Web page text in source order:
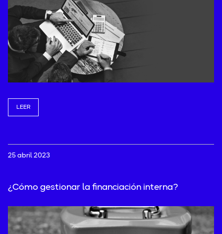
LEER
25 abril 2023
¿Cómo gestionar la financiación interna?